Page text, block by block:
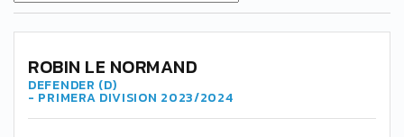
24
ROBIN LE NORMAND
DEFENDER (D)
- PRIMERA DIVISION 2023/2024